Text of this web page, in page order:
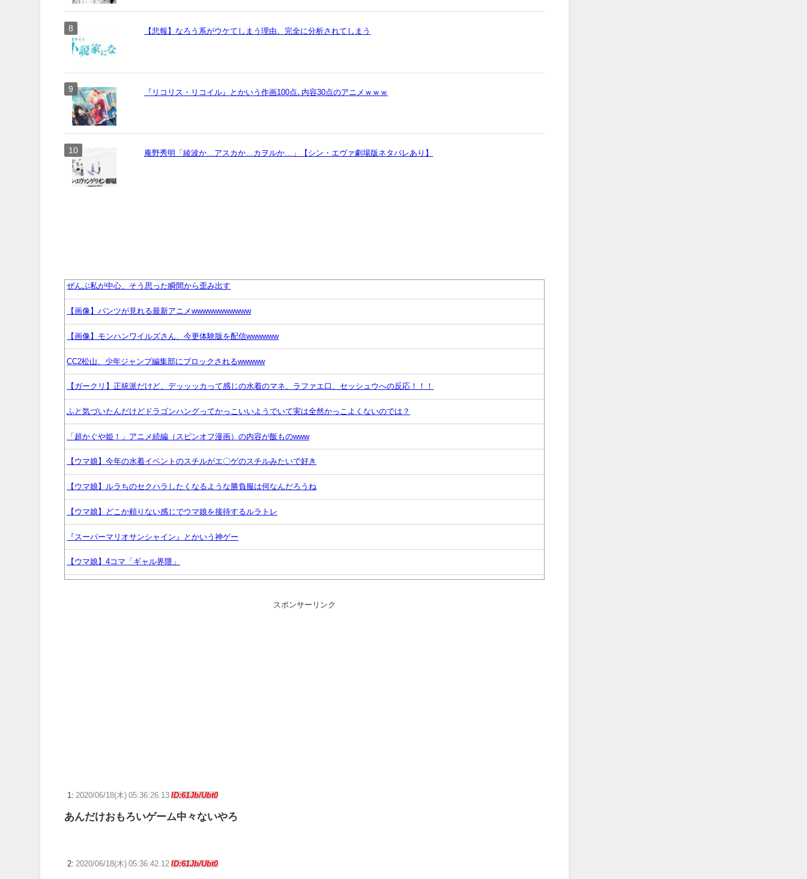
【悲報】なろう系がウケてしまう理由、完全に分析されてしまう
『リコリス・リコイル』とかいう作画100点､内容30点のアニメｗｗｗ
庵野秀明「綾波か…アスカか…カヲルか…」【シン・エヴァ劇場版ネタバレあり】
ぜんぶ私が中心、そう思った瞬間から歪み出す
【画像】パンツが見れる最新アニメwwwwwwwwwww
【画像】モンハンワイルズさん、今更体験版を配信wwwwww
CC2松山、少年ジャンプ編集部にブロックされるwwwww
【ガークリ】正統派だけど、デッッッカって感じの水着のマネ、ラファエ口、セッシュウへの反応！！！
ふと気づいたんだけどドラゴンハングってかっこいいようでいて実は全然かっこよくないのでは？
「超かぐや姫！」アニメ続編（スピンオフ漫画）の内容が飯ものwww
【ウマ娘】今年の水着イベントのスチルがエ〇ゲのスチルみたいで好き
【ウマ娘】ルラちのセクハラしたくなるような勝負服は何なんだろうね
【ウマ娘】どこか頼りない感じでウマ娘を接待するルラトレ
『スーパーマリオサンシャイン』とかいう神ゲー
【ウマ娘】4コマ「ギャル界隈」
スポンサーリンク
1: 2020/06/18(木) 05:36:26.13ID:61Jb/Ubt0
あんだけおもろいゲーム中々ないやろ
2: 2020/06/18(木) 05:36:42.12ID:61Jb/Ubt0